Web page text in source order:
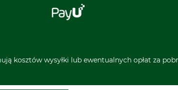
kosztów wysyłki lub ewentualnych opłat za